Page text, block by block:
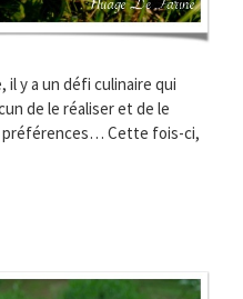
y a un défi culinaire qui
de le réaliser et de le
préférences… Cette fois-ci,